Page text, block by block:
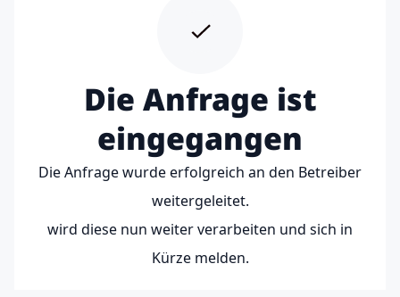
Die Anfrage ist
eingegangen
Die Anfrage wurde erfolgreich an den Betreiber
weitergeleitet.
wird diese nun weiter verarbeiten und sich in
Kürze melden.